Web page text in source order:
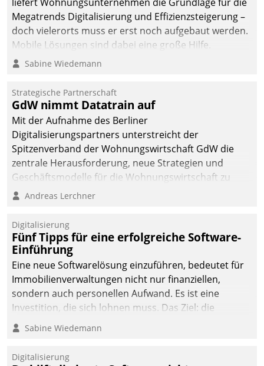
Megatrends Digitalisierung und Effizienzsteigerung –
doch vielerorts muss er erst noch aufgebaut werden.
Mobile Lösungen sind dabei eine große Hilfe.
Sabine Wiedemann
Strategische Partnerschaft
GdW nimmt Datatrain auf
Mit der Aufnahme des Berliner
Digitalisierungspartners unterstreicht der
Spitzenverband der Wohnungswirtschaft GdW die
zentrale Herausforderung, neue Strategien und
Geschäftsmodelle für die Wohnungswirtschaft zu
entwickeln.
Andreas Lerchner
Digitalisierung
Fünf Tipps für eine erfolgreiche Software-
Einführung
Eine neue Softwarelösung einzuführen, bedeutet für
Immobilienverwaltungen nicht nur finanziellen,
sondern auch personellen Aufwand. Es ist eine
Investition, die sich lohnen muss. Das Ziel: die
nachhaltige Optimierung der Geschäftsabläufe. Damit
dieses Ziel erreicht wird, sollten einige Grundregeln
Sabine Wiedemann
Digitalisierung